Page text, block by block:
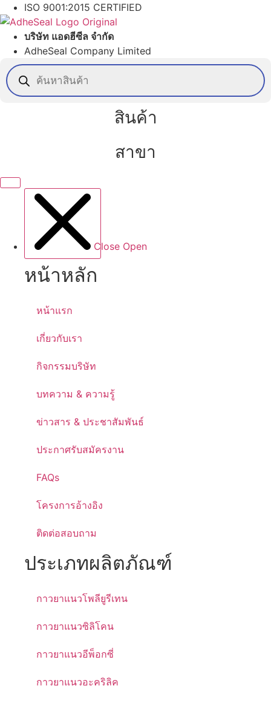
Skip
to
content
ISO 9001:2015 CERTIFIED
บริษัท แอดฮีซีล จำกัด
AdheSeal Company Limited
Products
search
สินค้า
สาขา
Close Open
หน้าหลัก
หน้าแรก
เกี่ยวกับเรา
กิจกรรมบริษัท
บทความ & ความรู้
ข่าวสาร & ประชาสัมพันธ์
ประกาศรับสมัครงาน
FAQs
โครงการอ้างอิง
ติดต่อสอบถาม
ประเภทผลิตภัณฑ์
กาวยาแนวโพลียูรีเทน
กาวยาแนวซิลิโคน
กาวยาแนวอีพ็อกซี่
กาวยาแนวอะคริลิค